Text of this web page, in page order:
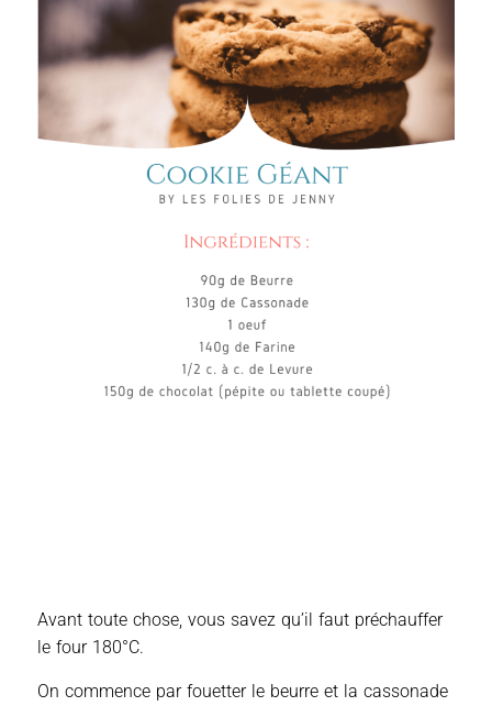
Avant toute chose, vous savez qu’il faut préchauffer
le four 180°C.
On commence par fouetter le beurre et la cassonade